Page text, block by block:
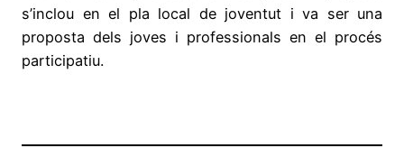
s’inclou en el pla local de joventut i va ser una
proposta dels joves i professionals en el procés
participatiu.